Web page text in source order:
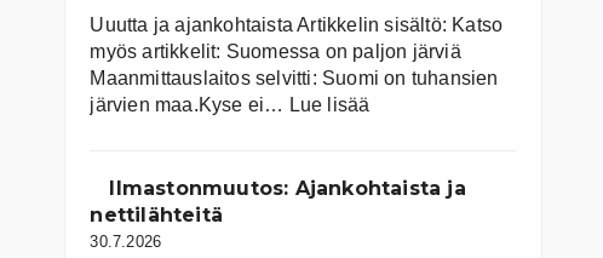
Uuutta ja ajankohtaista Artikkelin sisältö: Katso
myös artikkelit: Suomessa on pal­jon jär­viä
Maanmittauslaitos selvitti: Suomi on tuhansien
järvien maa.Kyse ei… Lue lisää
ja
Ilmastonmuutos: Ajankohtaista ja
nettilähteitä
30.7.2026